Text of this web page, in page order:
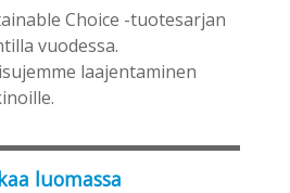
Choice -tuotesarjan
vuodessa.
laajentaminen
luomassa